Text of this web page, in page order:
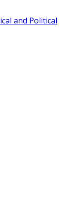
and Political